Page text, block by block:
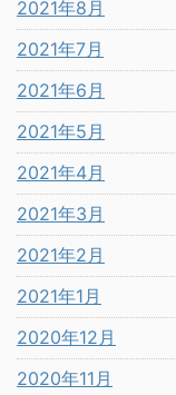
2021年8月
2021年7月
2021年6月
2021年5月
2021年4月
2021年3月
2021年2月
2021年1月
2020年12月
2020年11月